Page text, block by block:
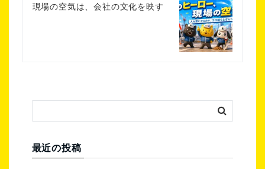
現場の空気は、会社の文化を映す
最近の投稿